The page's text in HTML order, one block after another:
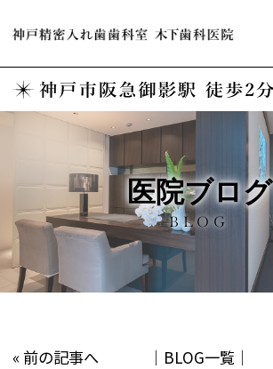
医院ブログ
BLOG
«前の記事へ │ BLOG一覧 │